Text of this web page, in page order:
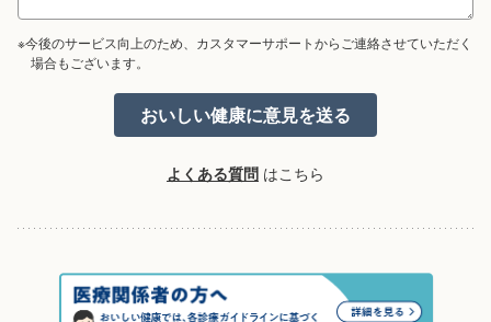
※今後のサービス向上のため、カスタマーサポートからご連絡させていただく
場合もございます。
よくある質問 はこちら